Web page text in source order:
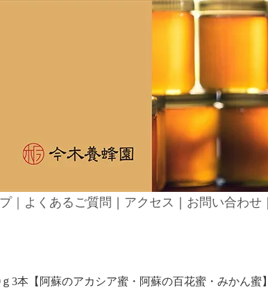
｜ よくあるご質問 アクセス お問い合わせ
3本【阿蘇のアカシア蜜・阿蘇の百花蜜・みかん蜜】